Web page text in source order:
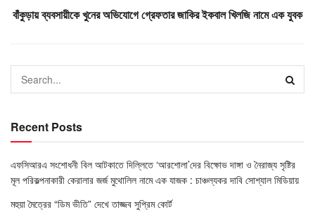
বাঁকুড়ায় ব্যবসায়ীকে খুনের অভিযোগে গ্রেফতার জাকির ইকবাল খিলজি নামে এক যুবক
Recent Posts
এফসিআরএ সংশোধনী বিল আটকাতে দিল্লিতে ‘আরশোলা’দের বিক্ষোভ দাঙ্গা ও নৈরাজ্য সৃষ্টির
মূল পরিকল্পনাকারী কেরালার জর্জ মুথোলিল নামে এক যাজক : চাঞ্চল্যকর দাবি সোশ্যাল মিডিয়ায়
মহুয়া মৈত্রের “ডিম ভীতি” দেখে তাজ্জব সুপ্রিম কোর্ট